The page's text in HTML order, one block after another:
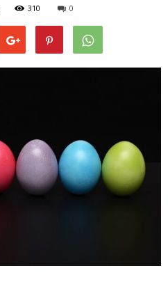
310 0